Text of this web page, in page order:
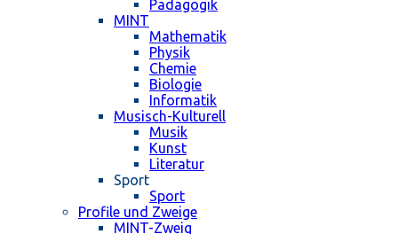
Pädagogik
MINT
Mathematik
Physik
Chemie
Biologie
Informatik
Musisch-Kulturell
Musik
Kunst
Literatur
Sport
Sport
Profile und Zweige
MINT-Zweig